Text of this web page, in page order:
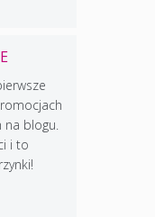
blogu.
i to